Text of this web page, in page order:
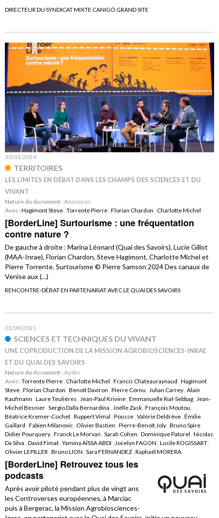
DIRECTEUR DU SYNDICAT MIXTE CANIGÓ GRAND SITE
30/01/2024
TERRITOIRES
LES LIMITES EN DÉBAT DANS LES CHAMPS DES SCIENCES ET DU
VIVANT
Nature du document :Annonces
Avec :Hagimont Steve , Torrente Pierre , Florian Chardon , Charlotte Michel
[BorderLine] Surtourisme : une fréquentation
contre nature ?
De gauche à droite : Marina Léonard (Quai des Savoirs), Lucie Gillot
(MAA-Inrae), Florian Chardon, Steve Hagimont, Charlotte Michel et
Pierre Torrente. Surtourisme © Pierre Samson 2024 Des canaux de
Venise aux (…)
RENCONTRE-DÉBAT EN PARTENARIAT AVEC LE QUAI DES SAVOIRS
01/09/2021
SCIENCES ET TECHNIQUES DU VIVANT
UNE COPRODUCTION DE LA MISSION AGROBIOSCIENCES-INRAE
ET DU QUAI DES SAVOIRS
Nature du document :Audio
Avec :Torrente Pierre , Charlotte Michel , Francis Chateauraynaud , Hagimont
Steve , Florian Chardon , Benoît Daviron , Pierre Cornu , Julian Carrey , Alain
Kaufmann , Laure Teulières , Jean-Paul Krivine , Emmanuelle Rial-Sebbag , Jean-
Michel Besnier , Sergio Dalla Bernardina , Joëlle Zask , François Moutou ,
Béatrice Kremer-Cochet , Ruppert Vimal , Pousse , Valérie Deldrève , Émilie
Gaillard , Fabien Milanovic , Olivier Bastien , Pierre-Benoît Joly , Bruno Spire ,
Didier Pourquery , Franck Le Morvan , Sarah Cohen , Dominique Paturel , Nicolas
Da Silva , David Fimat , Yamina AÏSSA ABDI , Jocelyn FAGON , Lucile ROGISSART ,
Olivier LEPILLER , Bruno LION , Sara FERNANDEZ , Raphaël MORERA
[BorderLine] Retrouvez tous les
podcasts
Après avoir piloté pendant plus de vingt ans
les Controverses européennes, à Marciac
puis à Bergerac, la Mission Agrobiosciences-